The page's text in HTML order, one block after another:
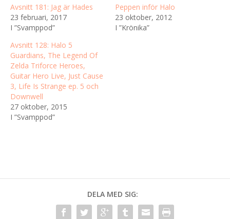
Avsnitt 181: Jag är Hades
23 februari, 2017
I ”Svamppod”
Peppen inför Halo
23 oktober, 2012
I ”Krönika”
Avsnitt 128: Halo 5
Guardians, The Legend Of
Zelda Triforce Heroes,
Guitar Hero Live, Just Cause
3, Life Is Strange ep. 5 och
Downwell
27 oktober, 2015
I ”Svamppod”
DELA MED SIG: